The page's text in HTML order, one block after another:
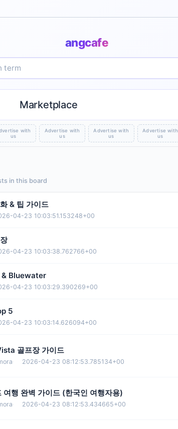
angcafe
Marketplace
with
us
Advertise with
us
Advertise with
us
Advertise with
us
in this board
& 팁 가이드
04-23 10:03:51.153248+00
04-23 10:03:38.762766+00
& Bluewater
04-23 10:03:29.390269+00
5
04-23 10:03:14.626094+00
골프장 가이드
2026-04-23 08:12:53.785134+00
여행 완벽 가이드 (한국인 여행자용)
2026-04-23 08:12:53.434665+00